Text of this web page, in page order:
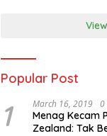
Popular Post
1 March 16, 2019 0
Menag Kecam
Zealand: Tak